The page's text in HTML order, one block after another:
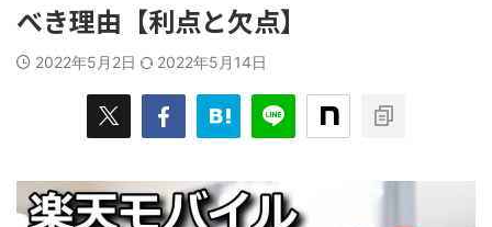
べき理由【利点と欠点】
2022年5月2日 2022年5月14日